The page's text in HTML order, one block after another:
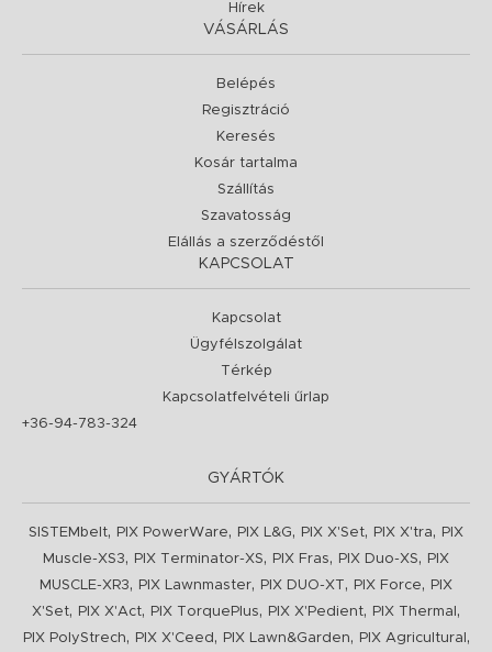
Hírek
VÁSÁRLÁS
Belépés
Regisztráció
Keresés
Kosár tartalma
Szállítás
Szavatosság
Elállás a szerződéstől
KAPCSOLAT
Kapcsolat
Ügyfélszolgálat
Térkép
Kapcsolatfelvételi űrlap
+36-94-783-324
GYÁRTÓK
SISTEMbelt, PIX PowerWare, PIX L&G, PIX X'Set, PIX X'tra,
PIX
Muscle-XS3, PIX Terminator-XS, PIX Fras, PIX Duo-XS,
PIX
MUSCLE-XR3, PIX Lawnmaster, PIX DUO-XT, PIX Force,
PIX
X'Set, PIX X'Act, PIX TorquePlus, PIX X'Pedient, PIX Thermal ,
PIX PolyStrech, PIX X'Ceed , PIX Lawn&Garden, PIX Agricultural ,